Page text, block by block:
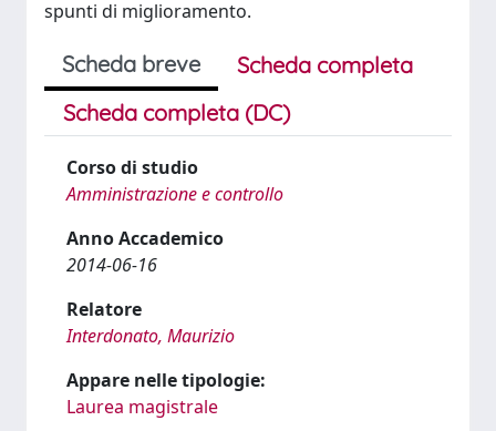
spunti di miglioramento.
Scheda breve
Scheda completa
Scheda completa (DC)
Corso di studio
Amministrazione e controllo
Anno Accademico
2014-06-16
Relatore
Interdonato, Maurizio
Appare nelle tipologie:
Laurea magistrale